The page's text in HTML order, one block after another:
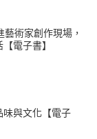
術家創作現場，
電子書】
味與文化【電子